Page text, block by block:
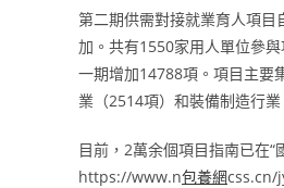
第二期供需對接就業育人項目
加。共有1550家用人單位參
一期增加14788項。項目主要
業（2514項）和裝備制造行業
目前，2萬余個項目指南已在“
https://www.n包養網css.cn/